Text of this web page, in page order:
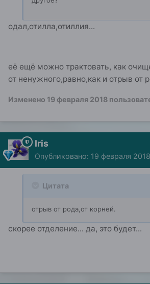
одал,отилла,отиллия...
её ещё можно трактовать, как
от ненужного,равно,как и отрыв от
Изменено 19 февраля 2018
Iris
Опубликовано: 19 февраля 2018
Цитата
отрыв от рода,от корней.
скорее отделение... да, это будет...